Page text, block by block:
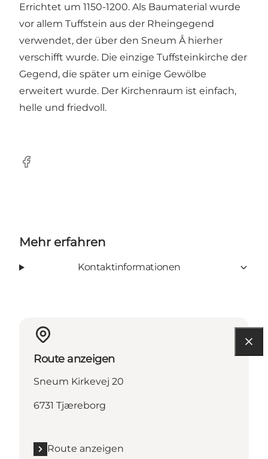
Errichtet um 1150-1200. Als Baumaterial wurde
vor allem Tuffstein aus der Rheingegend
verwendet, der über den Sneum Å hierher
verschifft wurde. Die einzige Tuffsteinkirche der
Gegend, die später um einige Gewölbe
erweitert wurde. Der Kirchenraum ist einfach,
helle und friedvoll.
Facebook
Mehr erfahren
Kontaktinformationen
Route anzeigen
Sneum Kirkevej 20
6731 Tjæreborg
Route anzeigen